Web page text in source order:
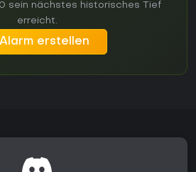
sein nächstes historisches Tief
erreicht.
Alarm erstellen